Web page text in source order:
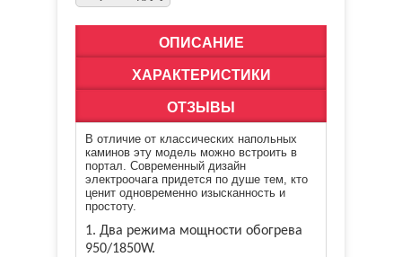
ОПИСАНИЕ
ХАРАКТЕРИСТИКИ
ОТЗЫВЫ
В отличие от классических напольных
каминов эту модель можно встроить в
портал. Современный дизайн
электроочага придется по душе тем, кто
ценит одновременно изысканность и
простоту.
1. Два режима мощности обогрева
950/1850W.